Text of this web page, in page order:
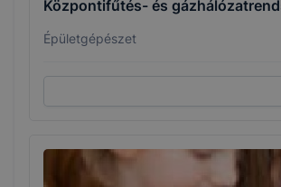
Központifűtés- és
Épületgépészet